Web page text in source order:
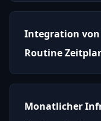
Integration von
Routine
Monatlicher